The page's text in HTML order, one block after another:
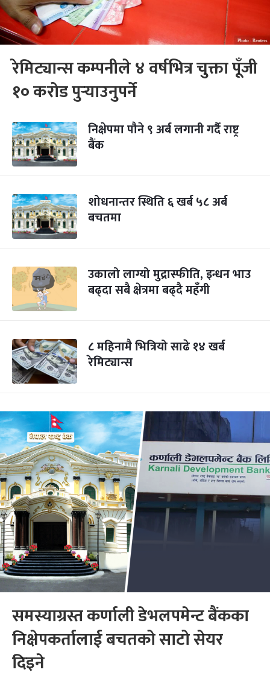
रेमिट्यान्स कम्पनीले ४ वर्षभित्र चुक्ता पूँजी
१० करोड पुर्‍याउनुपर्ने
निक्षेपमा पौने ९ अर्ब लगानी गर्दै राष्ट्र
बैंक
शोधनान्तर स्थिति ६ खर्ब ५८ अर्ब
बचतमा
उकालो लाग्यो मुद्रास्फीति, इन्धन भाउ
बढ्दा सबै क्षेत्रमा बढ्दै महँगी
८ महिनामै भित्रियो साढे १४ खर्ब
रेमिट्यान्स
समस्याग्रस्त कर्णाली डेभलपमेन्ट बैंकका
निक्षेपकर्तालाई बचतको साटो सेयर
दिइने